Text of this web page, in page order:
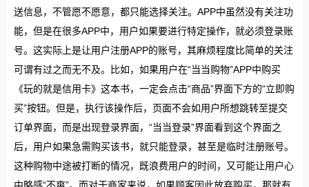
送信息，不管愿不愿意，都只能选择关注。APP中虽然没有关注功
能，但是在很多APP中，用户如果要进行特定操作，就必须登录账
号。这实际上是让用户注册APP的账号，其麻烦程度比简单的关注
可谓有过之而无不及。比如，如果用户在“当当购物”APP中购买
《玩的就是信用卡》这本书，一定会点击“商品”界面下方的“立即购
买”按钮。但是，执行该操作后，页面不会如用户所想跳转至提交
订单界面，而是出现登录界面，“当当登录”界面看到这个界面之
后，用户如果急需购买该书，就只能登录，甚至是临时注册账号。
这种购物中途被打断的情况，既浪费用户的时间，又可能让用户心